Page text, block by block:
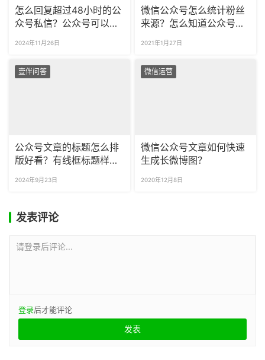
怎么回复超过48小时的公
众号私信？公众号可以回
2024年11月26日
微信公众号怎么统计粉丝
来源？怎么知道公众号粉
2021年1月27日
壹伴问答
公众号文章的标题怎么排
版好看？有线框标题样式
2024年9月23日
微信运营
微信公众号文章如何快速
生成长微博图？
2020年12月8日
发表评论
请登录后评论...
登录后才能评论